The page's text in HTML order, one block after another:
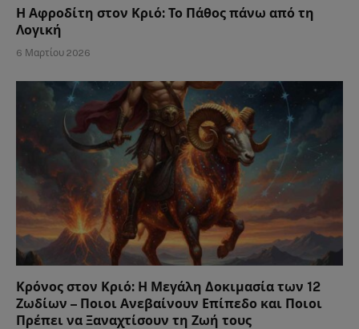
Η Αφροδίτη στον Κριό: Το Πάθος πάνω από τη
Λογική
6 Μαρτίου 2026
Κρόνος στον Κριό: Η Μεγάλη Δοκιμασία των 12
Ζωδίων – Ποιοι Ανεβαίνουν Επίπεδο και Ποιοι
Πρέπει να Ξαναχτίσουν τη Ζωή τους